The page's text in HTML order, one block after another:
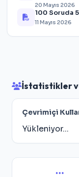
20 Mayıs 2026
100 Soruda
11 Mayıs 2026
İstatistikler
Çevrimiçi
Yükleniyor...
...